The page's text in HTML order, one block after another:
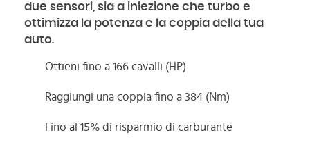
due sensori, sia a iniezione che turbo e
ottimizza la potenza e la coppia della tua
auto.
Ottieni fino a 166 cavalli (HP)
Raggiungi una coppia fino a 384 (Nm)
Fino al 15% di risparmio di carburante